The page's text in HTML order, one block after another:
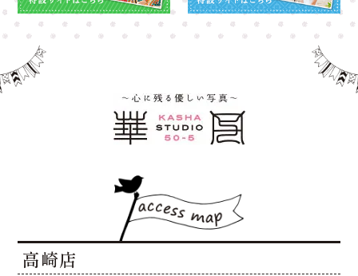
高崎店